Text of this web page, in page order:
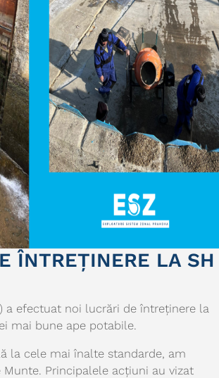
ÎNTREȚINERE LA SH
) a efectuat noi lucrări de întreținere la
mai bune ape potabile.
la cele mai înalte standarde, am
Principalele acțiuni au vizat